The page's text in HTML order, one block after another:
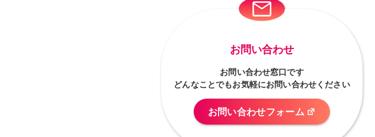
お問い合わせ
お問い合わせ窓口です
どんなことでもお気軽にお問い合わせください
お問い合わせフォーム